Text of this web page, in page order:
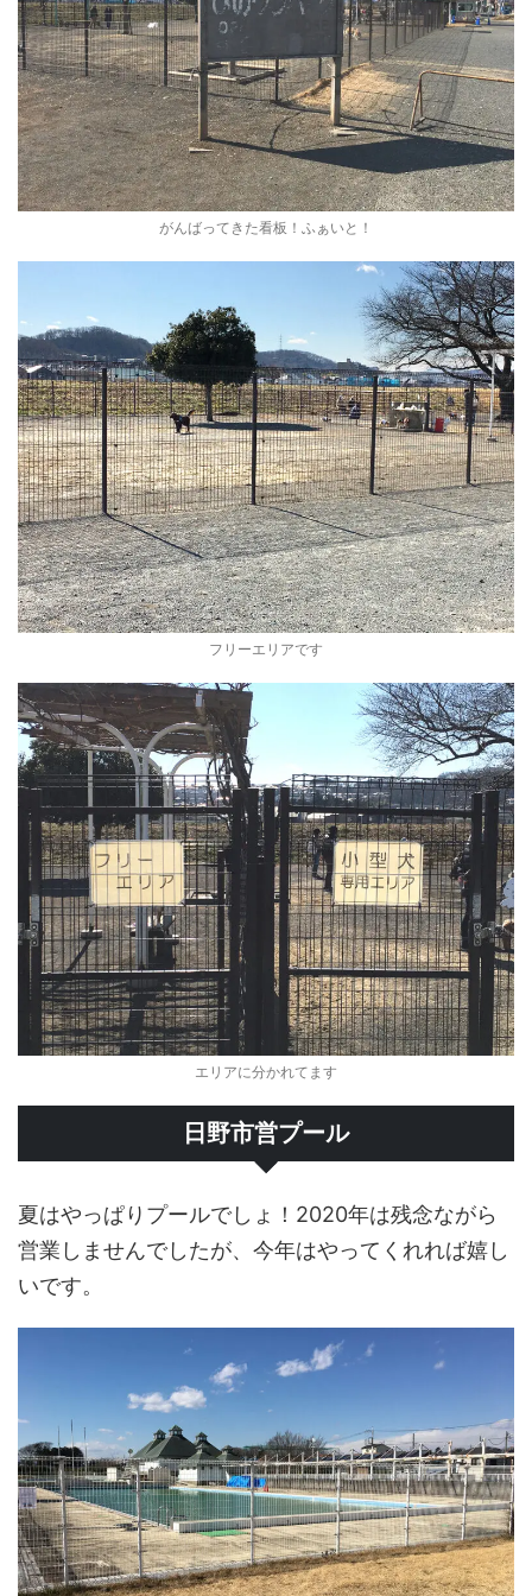
がんばってきた看板！ふぁいと！
フリーエリアです
エリアに分かれてます
日野市営プール
夏はやっぱりプールでしょ！2020年は残念ながら
営業しませんでしたが、今年はやってくれれば嬉し
いです。